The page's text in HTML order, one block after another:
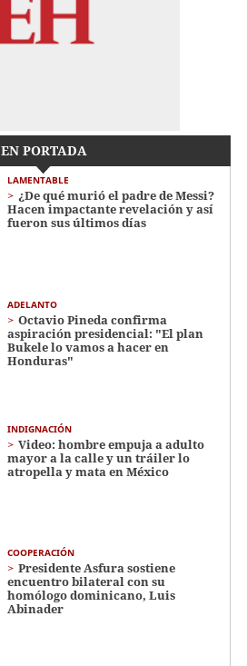
EN PORTADA
LAMENTABLE
¿De qué murió el padre de Messi?
Hacen impactante revelación y así
fueron sus últimos días
ADELANTO
Octavio Pineda confirma
aspiración presidencial: "El plan
Bukele lo vamos a hacer en
Honduras"
INDIGNACIÓN
Video: hombre empuja a adulto
mayor a la calle y un tráiler lo
atropella y mata en México
COOPERACIÓN
Presidente Asfura sostiene
encuentro bilateral con su
homólogo dominicano, Luis
Abinader